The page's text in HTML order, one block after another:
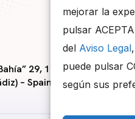
mejorar la
pulsar
del Aviso Legal,
puede pulsar
según sus
29, 11500,
– Spain